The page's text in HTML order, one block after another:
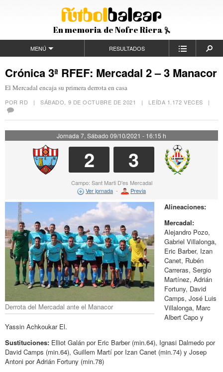
En memoria de Nofre Riera
MENÚ RESULTADOS
Crónica 3ª RFEF: Mercadal 2 – 3 Manacor
El Mercadal encaja su primera derrota en casa
POR RD |SÁBADO, 9 DE OCTUBRE DE 2021 | LEÍDA 1.172 VECES |
Jornada 7, Sábado 09/10/2021 - 16:15 h
2 3
Campo: Sant Marti D'es Mercadal
Ver jornada - Previa
Derrota del Mercadal ante el Manacor
Alineaciones:
Mercadal:
Alejandro Pozo,
Gabriel Villalonga,
Eric Barber, Izan
Canet, Rubén
Carreras, Sergio
Martínez, Adrián
Fortuny, David
Camps, José Luis
Villalonga, Marc
Albert Capo y
Yassin Achkoukar El.
Sustituciones: Elliot Galán por Eric Barber (min.64), Ignasi Dalmedo por
David Camps (min.64), Guillem Martí por Izan Canet (min.74) y Josep
Antoni por Adrián Fortuny (min.78)